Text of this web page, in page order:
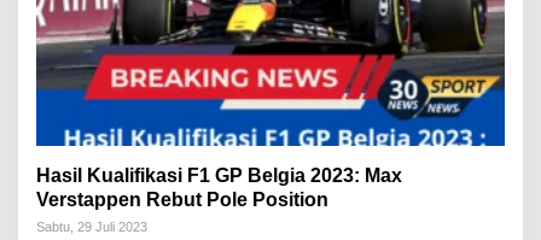
Hasil Kualifikasi F1 GP Belgia 2023: Max
Verstappen Rebut Pole Position
Sabtu, 29 Juli 2023